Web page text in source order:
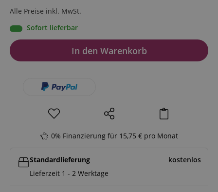
Alle Preise inkl. MwSt.
Sofort lieferbar
In den Warenkorb
0% Finanzierung für 15,75 € pro Monat
Standardlieferung
kostenlos
Lieferzeit 1 - 2 Werktage